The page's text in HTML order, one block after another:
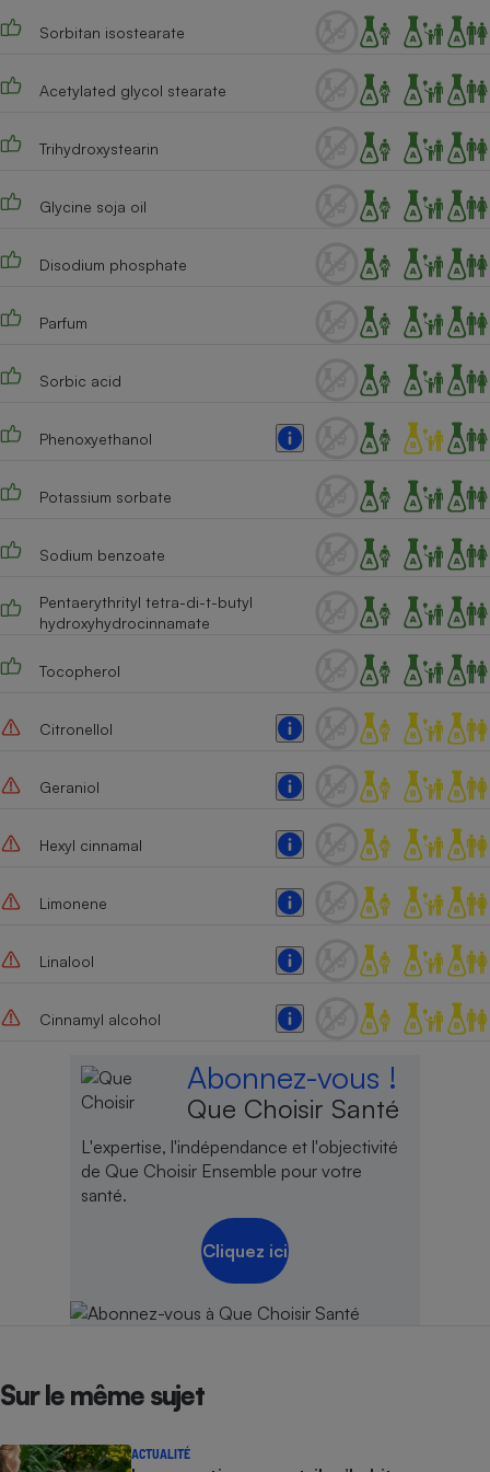
Sorbitan isostearate
Acetylated glycol stearate
Trihydroxystearin
Glycine soja oil
Disodium phosphate
Parfum
Sorbic acid
Phenoxyethanol
Potassium sorbate
Sodium benzoate
Pentaerythrityl tetra-di-t-butyl
hydroxyhydrocinnamate
Tocopherol
Citronellol
Geraniol
Hexyl cinnamal
Limonene
Linalool
Cinnamyl alcohol
Abonnez-vous !
Que Choisir Santé
L'expertise, l'indépendance et l'objectivité
de Que Choisir Ensemble pour votre
santé.
Cliquez ici
Sur le même sujet
ACTUALITÉ